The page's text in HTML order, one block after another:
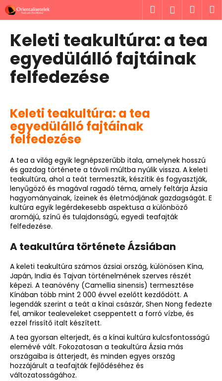
Ugrás
fő
tartalomhoz
Keresés
Keleti teakultúra: a tea
egyedülálló fajtáinak
felfedezése
Keleti teakultúra: a tea
egyedülálló fajtáinak
felfedezése
A tea a világ egyik legnépszerűbb itala, amelynek hosszú
és gazdag története a távoli múltba nyúlik vissza. A keleti
teakultúra, ahol a teát termesztik, készítik és fogyasztják,
lenyűgöző és magával ragadó téma, amely feltárja Ázsia
hagyományainak, ízeinek és életmódjának gazdagságát. E
kultúra egyik legérdekesebb aspektusa a különböző
aromájú, színű és tulajdonságú, egyedi teafajták
felfedezése.
A teakultúra története Ázsiában
A keleti teakultúra számos ázsiai ország, különösen Kína,
Japán, India és Tajvan történelmének szerves részét
képezi. A teanövény (Camellia sinensis) termesztése
Kínában több mint 2 000 évvel ezelőtt kezdődött. A
legendák szerint a teát a kínai császár, Shen Nong fedezte
fel, amikor tealeveleket cseppentett a forró vízbe, és
ezzel frissítő italt készített.
A tea gyorsan elterjedt, és a kínai kultúra kulcsfontosságú
elemévé vált. Fokozatosan a teakultúra Ázsia más
országaiba is átterjedt, és minden egyes ország
hozzájárult a teafajták fejlődéséhez és
változatosságához.
K
o
M
i
t
e
r
e
s
?
KERESÉS